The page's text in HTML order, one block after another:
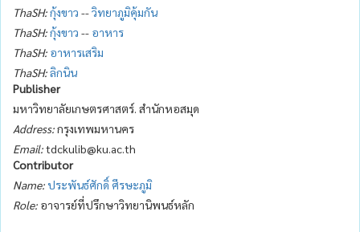
ThaSH:กุ้งขาว --วิทยาภูมิคุ้มกัน
ThaSH:กุ้งขาว -- อาหาร
ThaSH: อาหารเสริม
ThaSH:ลิกนิน
Publisher
มหาวิทยาลัยเกษตรศาสตร์. สำนักหอสมุด
Address:กรุงเทพมหานคร
Email:tdckulib@ku.ac.th
Contributor
Name:ประพันธ์ศักดิ์ ศีรษะภูมิ
Role: อาจารย์ที่ปรึกษาวิทยานิพนธ์หลัก